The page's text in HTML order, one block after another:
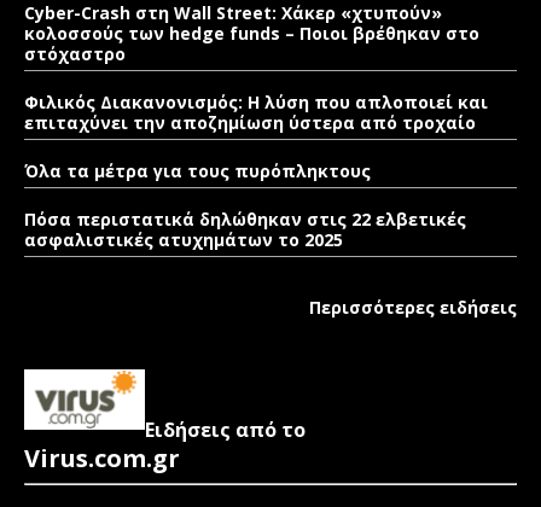
Cyber-Crash στη Wall Street: Χάκερ «χτυπούν»
κολοσσούς των hedge funds – Ποιοι βρέθηκαν στο
στόχαστρο
Φιλικός Διακανονισμός: Η λύση που απλοποιεί και
επιταχύνει την αποζημίωση ύστερα από τροχαίο
Όλα τα μέτρα για τους πυρόπληκτους
Πόσα περιστατικά δηλώθηκαν στις 22 ελβετικές
ασφαλιστικές ατυχημάτων το 2025
Περισσότερες ειδήσεις
Ειδήσεις από το
Virus.com.gr